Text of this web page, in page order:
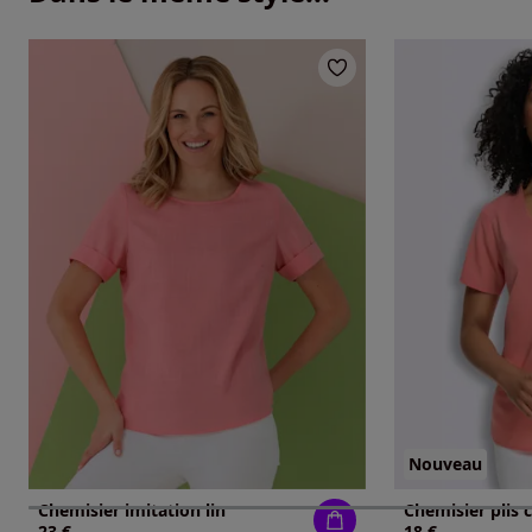
Chemisier imitation lin
Nouveau
Chemisier plis